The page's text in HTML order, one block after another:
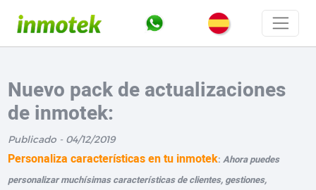
Nuevo pack de actualizaciones
de inmotek:
Publicado - 04/12/2019
Personaliza características en tu inmotek:Ahora puedes
personalizar muchísimas características de clientes, gestiones,